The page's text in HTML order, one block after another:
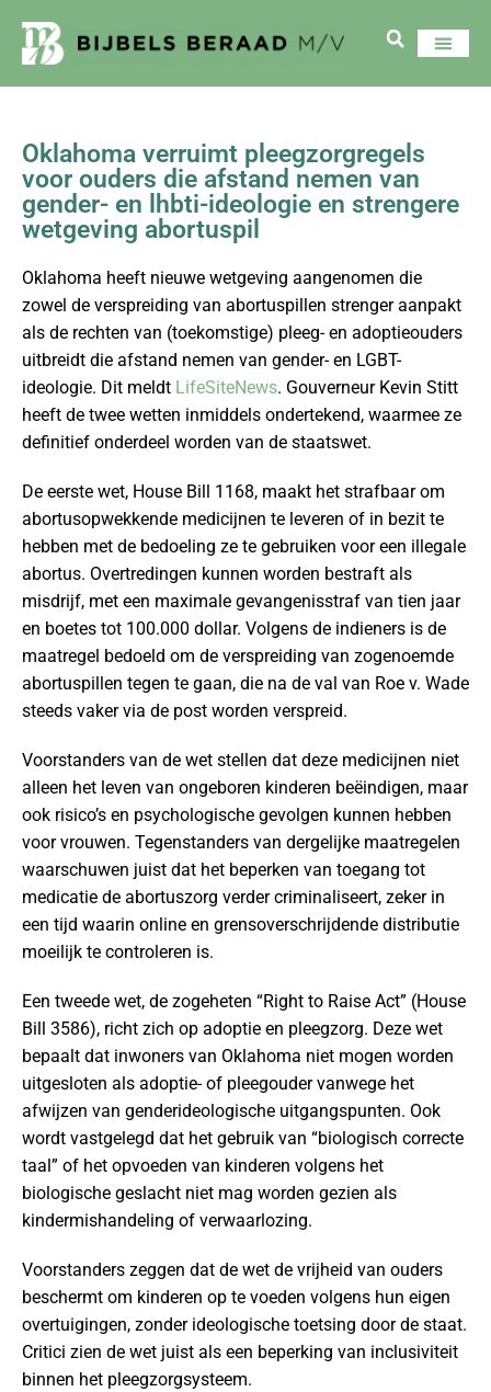
Oklahoma verruimt pleegzorgregels
voor ouders die afstand nemen van
gender- en lhbti-ideologie en strengere
wetgeving abortuspil
Oklahoma heeft nieuwe wetgeving aangenomen die
zowel de verspreiding van abortuspillen strenger aanpakt
als de rechten van (toekomstige) pleeg- en adoptieouders
uitbreidt die afstand nemen van gender- en LGBT-
ideologie. Dit meldt LifeSiteNews. Gouverneur Kevin Stitt
heeft de twee wetten inmiddels ondertekend, waarmee ze
definitief onderdeel worden van de staatswet.
De eerste wet, House Bill 1168, maakt het strafbaar om
abortusopwekkende medicijnen te leveren of in bezit te
hebben met de bedoeling ze te gebruiken voor een illegale
abortus. Overtredingen kunnen worden bestraft als
misdrijf, met een maximale gevangenisstraf van tien jaar
en boetes tot 100.000 dollar. Volgens de indieners is de
maatregel bedoeld om de verspreiding van zogenoemde
abortuspillen tegen te gaan, die na de val van Roe v. Wade
steeds vaker via de post worden verspreid.
Voorstanders van de wet stellen dat deze medicijnen niet
alleen het leven van ongeboren kinderen beëindigen, maar
ook risico’s en psychologische gevolgen kunnen hebben
voor vrouwen. Tegenstanders van dergelijke maatregelen
waarschuwen juist dat het beperken van toegang tot
medicatie de abortuszorg verder criminaliseert, zeker in
een tijd waarin online en grensoverschrijdende distributie
moeilijk te controleren is.
Een tweede wet, de zogeheten “Right to Raise Act” (House
Bill 3586), richt zich op adoptie en pleegzorg. Deze wet
bepaalt dat inwoners van Oklahoma niet mogen worden
uitgesloten als adoptie- of pleegouder vanwege het
afwijzen van genderideologische uitgangspunten. Ook
wordt vastgelegd dat het gebruik van “biologisch correcte
taal” of het opvoeden van kinderen volgens het
biologische geslacht niet mag worden gezien als
kindermishandeling of verwaarlozing.
Voorstanders zeggen dat de wet de vrijheid van ouders
beschermt om kinderen op te voeden volgens hun eigen
overtuigingen, zonder ideologische toetsing door de staat.
Critici zien de wet juist als een beperking van inclusiviteit
binnen het pleegzorgsysteem.